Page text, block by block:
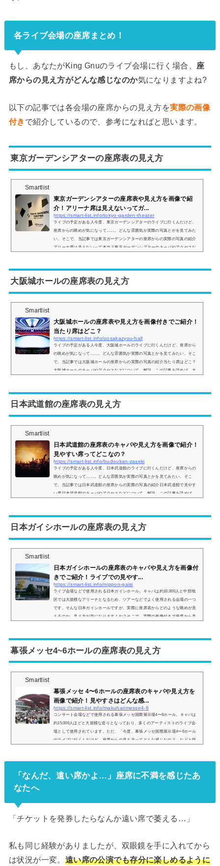
各ライブ会場の座席まとめ！
もし、あなたがKing Gnuのライブ会場に行く場合、 座
席からの見え方がどんな感じなのか気になりますよね?
以下の記事では各会場の座席からの見え方を実際の画像
付き で紹介しているので、参考になればと思います。
東京ガーデンシアターの座席表の見え方
Smartlist
東京ガーデンシアターの座席表や見え方を画像で紹
介！アリーナ席は見えないってガ...
https://smart-list.info/tokyo-garden-theater
ライブの予定がある人今度、東京ガーデンシアターのライブに行くんだけど、
座席からの眺めが気になって……。どんな雰囲気か実際の写真とかを見てみた
い。そこで、当記事では東京ガーデンシアターの座席からの実際の写真の紹介
アリーナ席は見えないって本当？東京ガーデンシアターのキャパやアクセスな
大阪城ホールの座席表の見え方
Smartlist
大阪城ホールの座席表や見え方を画像付きでご紹介！
当たり席はどこ？
https://smart-list.info/oosakazyou-hall
ライブの予定がある人今度、大阪城ホールのライブに行くんだけど、座席から
の眺めが気になって……。どんな雰囲気か実際の写真とかを見てみたい。そこ
で、当記事では大阪城ホールの座席からの実際の写真の紹介当たり席はどこ？
大阪城ホールのキャパやアクセスなどについて、解説。この記事を読めば、大
パは？まず、大阪城ホールはステージパターンAステージパターンBステージ
パ...
日本武道館の座席表の見え方
Smartlist
日本武道館の座席表のキャパや見え方を画像で紹介！
見やすい席ってどこなの？
https://smart-list.info/budoukan-zaseki
ライブの予定がある人今度、日本武道館のライブに行くんだけど、座席からの
眺めが気になって……。どんな雰囲気か実際の写真とかを見てみたい。そこ
で、当記事では日本武道館の座席からの実際の写真の紹介日本武道館で見やす
い席日本武道館のキャパやアクセスなどについて、解説。この記事を読めば、
日本武道館の基本情報は以下のとおり。キャパ：14,471人・アリーナ：最大2,9
4...
日本ガイシホールの座席表の見え方
Smartlist
日本ガイシホールの座席表のキャパや見え方を画像付
きでご紹介！ライブでの見やす...
https://smart-list.info/nippon-gaisi
ライブ会場などで使用される日本ガイシホール。キャパは約10,000人と中部地
区では大規模なアリーナとなるため、ツアーなどでよく使用される会場の一つ
です。そんな日本ガイシホールですが、実際に座席表からどのような眺めが見
えるのか、見え方が気になりますよね？そこで、実際の画像付きで座席から見
像は以下の通りです。引用：日本ガイシホール公式HPちなみに日本ガイシホー
ル公式H...
幕張メッセ4~6ホールの座席表の見え方
Smartlist
幕張メッセ 4〜6ホールの座席表のキャパや見え方を
画像で紹介！見やすさはどんな感...
https://smart-list.info/makuharimesse4-6
コンサート会場などで使用される幕張メッセ国際展示場4〜6ホール。キャパは
約15,000人ほどと大規模な造りとなっており、多くのアーティストのライブ会
場として使用されています。ただ、「今度、幕張メッセ国際展示場4〜6ホール
のライブに行くんだけど、座席からの見え方ってどんな感じなの？」などと疑
ルや9〜1...
「なんだ、遠い席かよ…」座席に不満を感じたあ
なたへ
「チケットを発券したらなんか遠い席で萎える…」
私も同じ経験がありましたが、双眼鏡を手に入れてから
は状況が一変。 遠い席の公演でも存分に楽しめるように